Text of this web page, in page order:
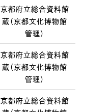
京都府立総合資料館
蔵（京都文化博物館
管理）
京都府立総合資料館
蔵（京都文化博物館
管理）
京都府立総合資料館